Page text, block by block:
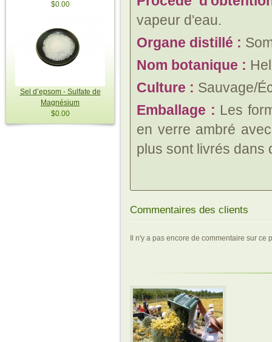
$0.00
Sel d’epsom - Sulfate de
Magnésium
$0.00
vapeur d'eau.
Organe distillé :
Nom botanique :
Culture : Sauvage/
Emballage : Les
en verre ambré
plus sont livrés dans
Commentaires des clients
Il n'y a pas encore de commentaire sur ce